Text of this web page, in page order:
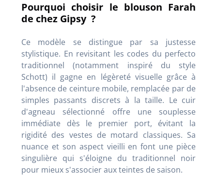
Pourquoi choisir le blouson Farah
de chez Gipsy ?
Ce modèle se distingue par sa justesse
stylistique. En revisitant les codes du perfecto
traditionnel (notamment inspiré du style
Schott) il gagne en légèreté visuelle grâce à
l'absence de ceinture mobile, remplacée par de
simples passants discrets à la taille. Le cuir
d'agneau sélectionné offre une souplesse
immédiate dès le premier port, évitant la
rigidité des vestes de motard classiques. Sa
nuance et son aspect vieilli en font une pièce
singulière qui s'éloigne du traditionnel noir
pour mieux s'associer aux teintes de saison.